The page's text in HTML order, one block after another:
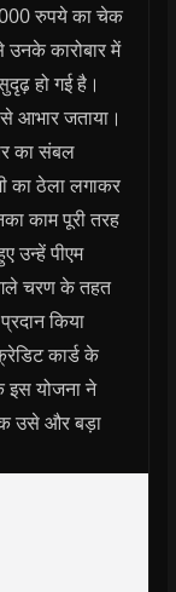
रुपये का चेक
उनके कारोबार में
हो गई है।
आभार जताया।
का संबल
का ठेला लगाकर
काम पूरी तरह
उन्हें पीएम
चरण के तहत
किया
कार्ड के
इस योजना ने
उसे और बड़ा